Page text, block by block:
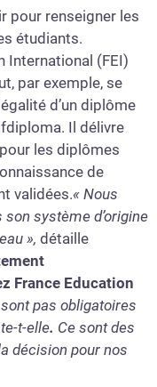
pour renseigner les
étudiants.
International (FEI)
par exemple, se
d’un diplôme
Il délivre
les diplômes
de
validées.« Nous
système d’origine
», détaille
France Education
pas obligatoires
t-elle. Ce sont des
décision pour nos